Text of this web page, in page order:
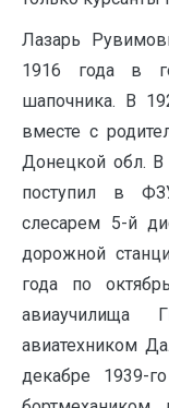
Лазарь
1916 года в
шапочника. В
вместе с
Донецкой обл. В
поступил в
слесарем 5-й
дорожной
года по
авиаучилища
авиатехником
декабре 1939-